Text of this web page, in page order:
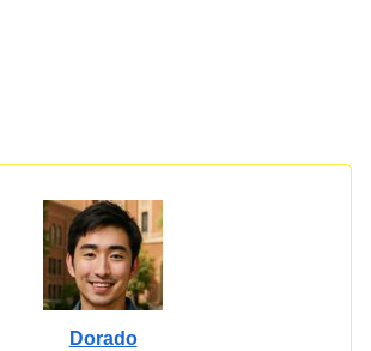
Dorado